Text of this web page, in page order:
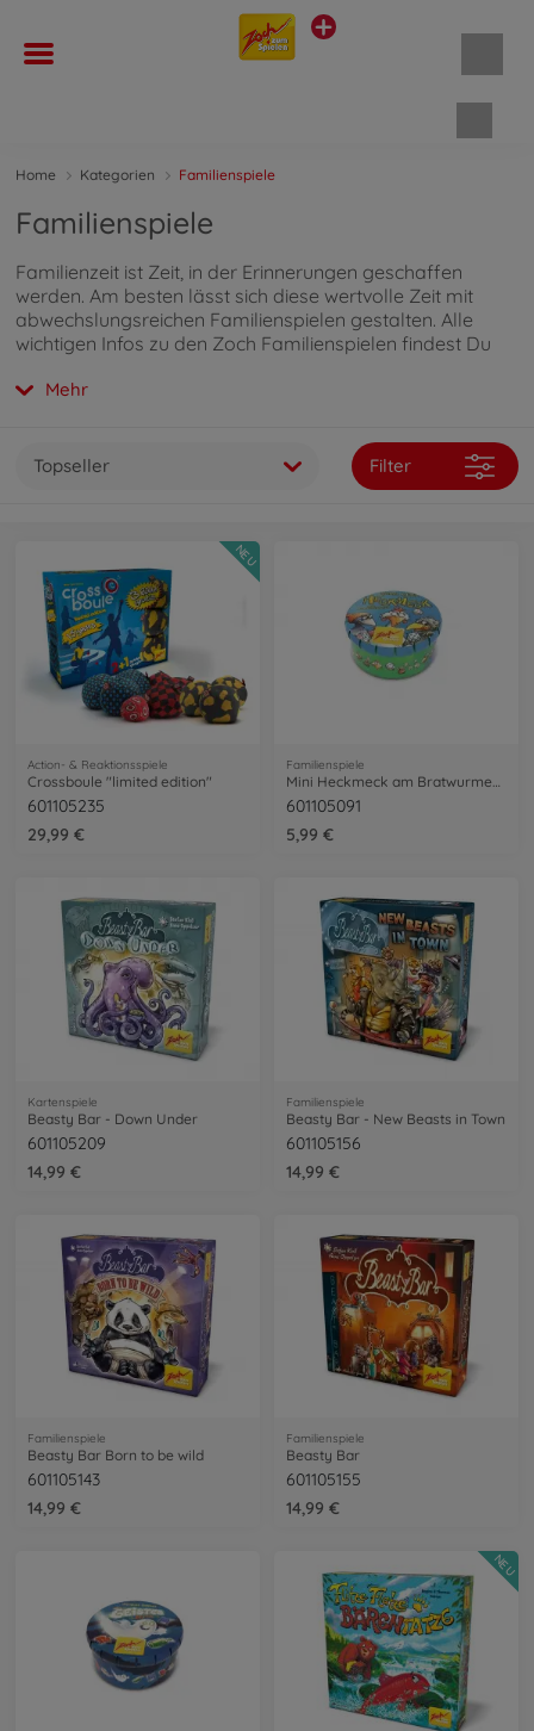
Home Kategorien Familienspiele
Familienspiele
Familienzeit ist Zeit, in der Erinnerungen geschaffen
werden. Am besten lässt sich diese wertvolle Zeit mit
abwechslungsreichen Familienspielen gestalten. Alle
wichtigen Infos zu den Zoch Familienspielen findest Du
Mehr
Topseller Filter
Action- & Reaktionsspiele
Crossboule "limited edition"
601105235
29,99 €
NEU
Familienspiele
Mini Heckmeck am Bratwurmeck (in Metalldöschen)
601105091
5,99 €
Kartenspiele
Beasty Bar - Down Under
601105209
14,99 €
Familienspiele
Beasty Bar - New Beasts in Town
601105156
14,99 €
Familienspiele
Beasty Bar Born to be wild
601105143
14,99 €
Familienspiele
Beasty Bar
601105155
14,99 €
NEU